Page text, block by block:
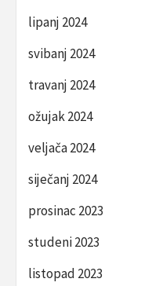
lipanj 2024
svibanj 2024
travanj 2024
ožujak 2024
veljača 2024
siječanj 2024
prosinac 2023
studeni 2023
listopad 2023